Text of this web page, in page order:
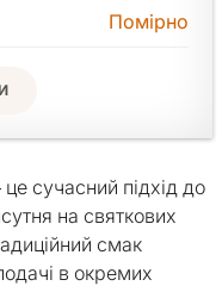
Помірно
сучасний підхід до
на святкових
смак
в окремих